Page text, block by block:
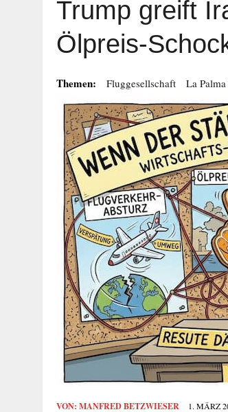
Trump greift
Ölpreis-
Themen: Fluggesellschaft La
VON: MANFRED BETZWIESER 1. MÄRZ